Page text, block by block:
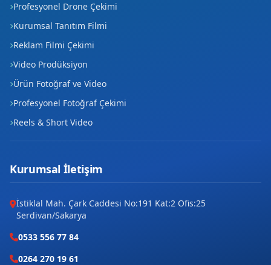
Profesyonel Drone Çekimi
Kurumsal Tanıtım Filmi
Reklam Filmi Çekimi
Video Prodüksiyon
Ürün Fotoğraf ve Video
Profesyonel Fotoğraf Çekimi
Reels & Short Video
Kurumsal İletişim
İstiklal Mah. Çark Caddesi No:191 Kat:2 Ofis:25
Serdivan/Sakarya
0533 556 77 84
0264 270 19 61